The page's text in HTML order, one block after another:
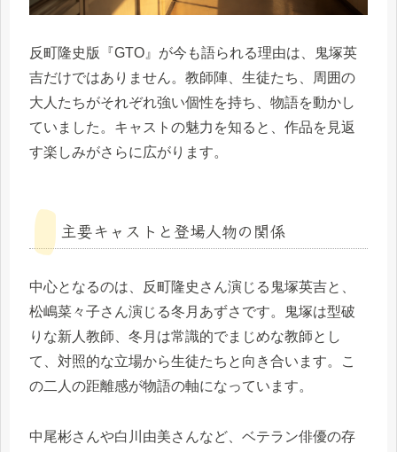
反町隆史版『GTO』が今も語られる理由は、鬼塚英
吉だけではありません。教師陣、生徒たち、周囲の
大人たちがそれぞれ強い個性を持ち、物語を動かし
ていました。キャストの魅力を知ると、作品を見返
す楽しみがさらに広がります。
主要キャストと登場人物の関係
中心となるのは、反町隆史さん演じる鬼塚英吉と、
松嶋菜々子さん演じる冬月あずさです。鬼塚は型破
りな新人教師、冬月は常識的でまじめな教師とし
て、対照的な立場から生徒たちと向き合います。こ
の二人の距離感が物語の軸になっています。
中尾彬さんや白川由美さんなど、ベテラン俳優の存